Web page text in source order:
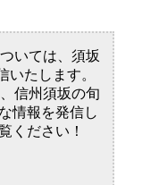
いては、須坂
たします。
信州須坂の旬
情報を発信し
ください！